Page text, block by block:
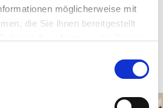
möglicherweise mit
die Sie ihnen bereitgestellt